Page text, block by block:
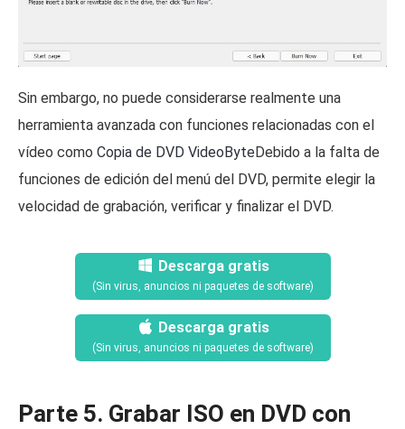
Sin embargo, no puede considerarse realmente una
herramienta avanzada con funciones relacionadas con el
vídeo como Copia de DVD VideoByteDebido a la falta de
funciones de edición del menú del DVD, permite elegir la
velocidad de grabación, verificar y finalizar el DVD.
Descarga gratis
(Sin virus, anuncios ni paquetes de software)
Descarga gratis
(Sin virus, anuncios ni paquetes de software)
Parte 5. Grabar ISO en DVD con